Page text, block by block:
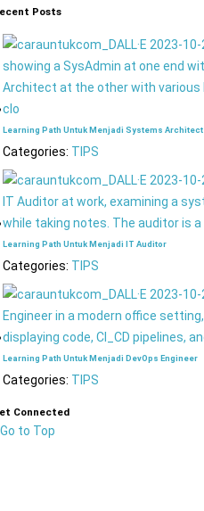
Posts
Learning Path Untuk Menjadi Systems Architect
Categories: TIPS
Learning Path Untuk Menjadi IT Auditor
Categories: TIPS
Learning Path Untuk Menjadi DevOps Engineer
Categories: TIPS
Connected
Go to Top